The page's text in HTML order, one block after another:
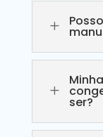
L
L
ser?